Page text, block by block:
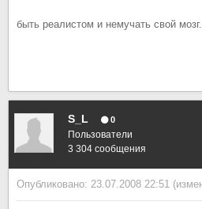
быть реалистом и немучать свой мозг.
S_L 0
Пользователи
3 304 сообщения
Опубликовано: 23.07.2008 22:51